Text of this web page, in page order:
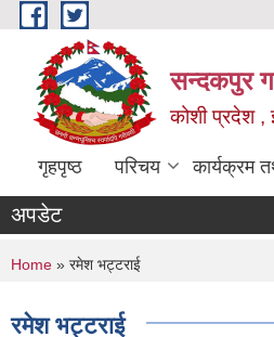
Skip to main content
सन्दकपुर
कोशी प्रदेश ,
गृहपृष्ठ परिचय कार्यक्रम
अपडेट
You are here
Home » रमेश भट्टराई
रमेश भट्टराई